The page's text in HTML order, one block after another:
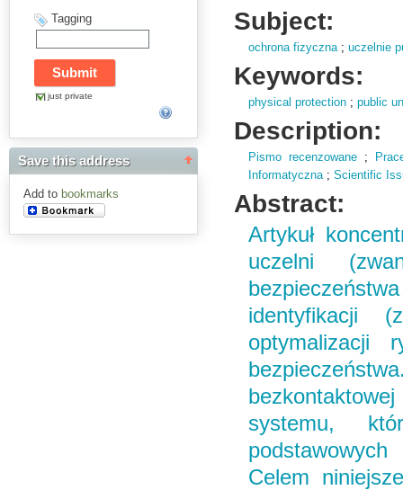
Tagging
just private
Save this address
Add to bookmarks
Subject:
ochrona fizyczna;uczelnie
Keywords:
physical protection ;public
Description:
Pismo recenzowane ;
Informatyczna;Scientific
Abstract:
Artykuł
uczelni
identyfikacji
optymalizacji
systemu,
Celem